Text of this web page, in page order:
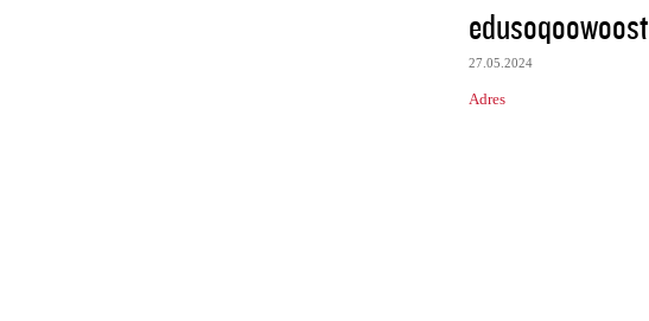
edusoqoowoost
27.05.2024
Adres